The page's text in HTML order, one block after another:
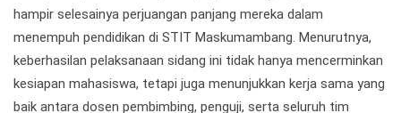
hampir selesainya perjuangan panjang mereka dalam
menempuh pendidikan di STIT Maskumambang. Menurutnya,
keberhasilan pelaksanaan sidang ini tidak hanya mencerminkan
kesiapan mahasiswa, tetapi juga menunjukkan kerja sama yang
baik antara dosen pembimbing, penguji, serta seluruh tim